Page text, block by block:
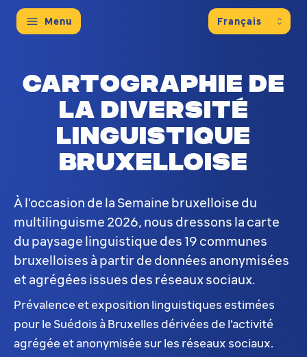
Menu
Cartographie de
la diversité
linguistique
bruxelloise
À l'occasion de la Semaine bruxelloise du
multilinguisme 2026, nous dressons la carte
du paysage linguistique des 19 communes
bruxelloises à partir de données anonymisées
et agrégées issues des réseaux sociaux.
Prévalence et exposition linguistiques estimées
pour le Suédois à Bruxelles dérivées de l'activité
agrégée et anonymisée sur les réseaux sociaux.